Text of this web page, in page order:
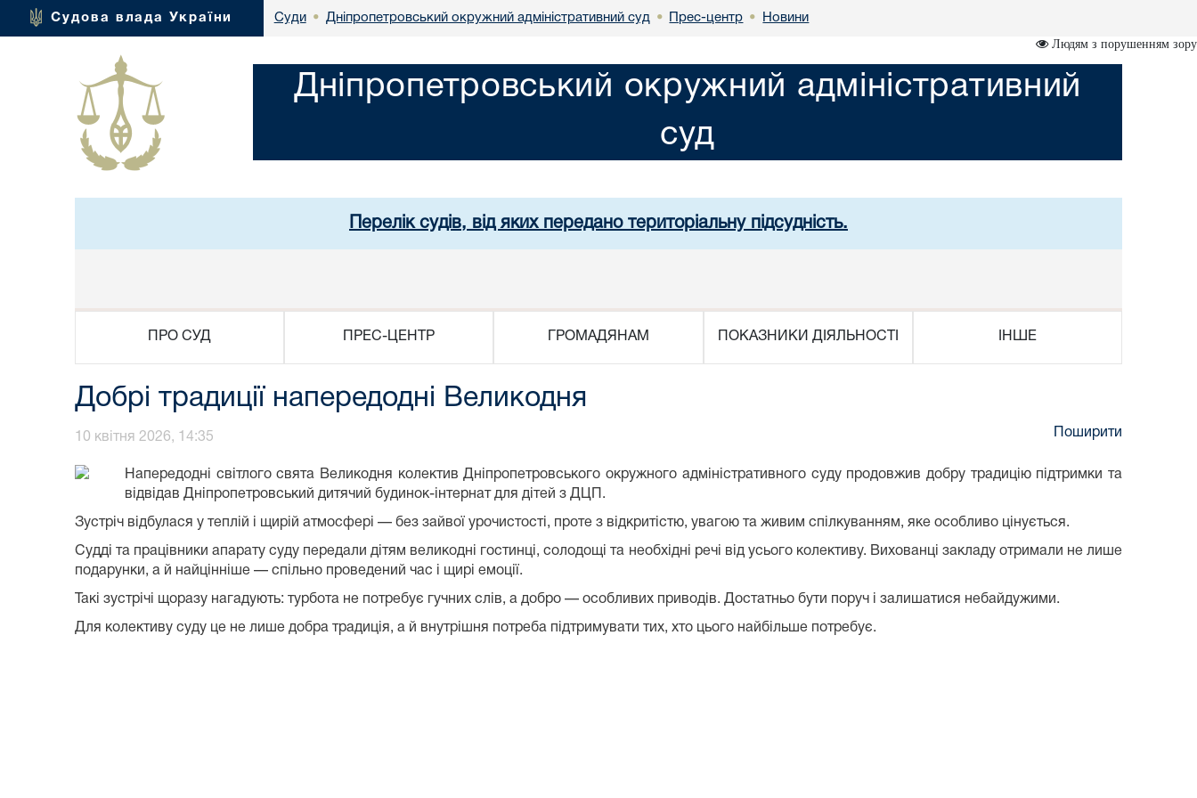
Судова влада України Суди • Дніпропетровський окружний адміністративний суд • Прес-центр • Новини
Людям з порушенням зору
Дніпропетровський окружний адміністративний
суд
Перелік судів, від яких передано територіальну підсудність.
ПРО СУД ПРЕС-ЦЕНТР ГРОМАДЯНАМ ПОКАЗНИКИ ДІЯЛЬНОСТІ ІНШЕ
Добрі традиції напередодні Великодня
10 квітня 2026, 14:35 Поширити
Напередодні світлого свята Великодня колектив Дніпропетровського окружного адміністративного суду продовжив добру традицію підтримки та
відвідав Дніпропетровський дитячий будинок-інтернат для дітей з ДЦП.
Зустріч відбулася у теплій і щирій атмосфері — без зайвої урочистості, проте з відкритістю, увагою та живим спілкуванням, яке особливо цінується.
Судді та працівники апарату суду передали дітям великодні гостинці, солодощі та необхідні речі від усього колективу. Вихованці закладу отримали не лише
подарунки, а й найцінніше — спільно проведений час і щирі емоції.
Такі зустрічі щоразу нагадують: турбота не потребує гучних слів, а добро — особливих приводів. Достатньо бути поруч і залишатися небайдужими.
Для колективу суду це не лише добра традиція, а й внутрішня потреба підтримувати тих, хто цього найбільше потребує.